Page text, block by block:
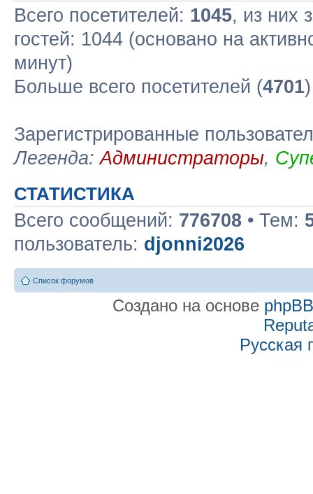
Всего посетителей: 1045, из них
гостей: 1044 (основано на
минут)
Больше всего посетителей (4701
Зарегистрированные
Легенда:Администраторы,
СТАТИСТИКА
Всего сообщений: 776708 • Тем:
пользователь: djonni2026
Список форумов
Создано на основе phpBB
Русская